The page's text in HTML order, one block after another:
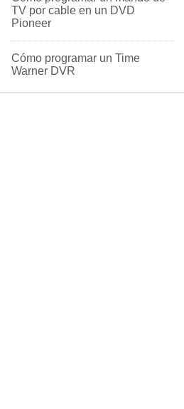
TV por cable en un DVD
Pioneer
Cómo programar un Time
Warner DVR